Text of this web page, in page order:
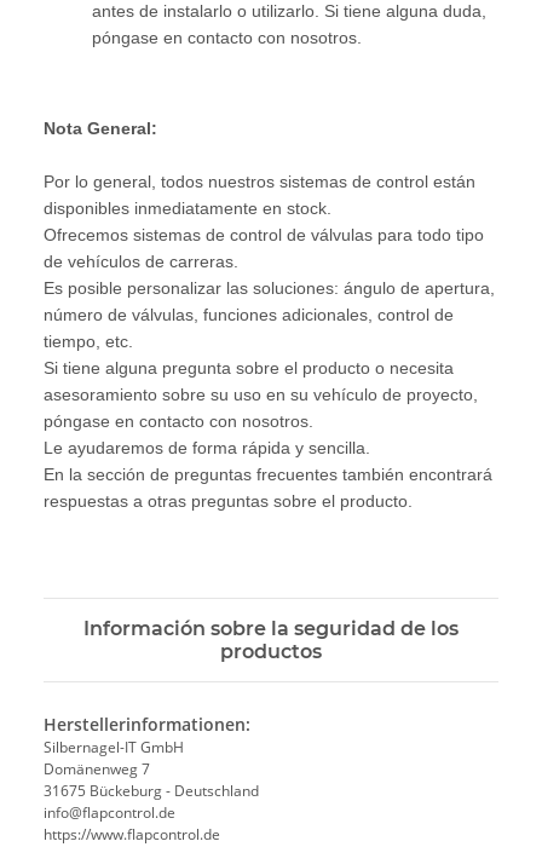
antes de instalarlo o utilizarlo. Si tiene alguna duda,
póngase en contacto con nosotros.
Nota General:
Por lo general, todos nuestros sistemas de control están
disponibles inmediatamente en stock.
Ofrecemos sistemas de control de válvulas para todo tipo
de vehículos de carreras.
Es posible personalizar las soluciones: ángulo de apertura,
número de válvulas, funciones adicionales, control de
tiempo, etc.
Si tiene alguna pregunta sobre el producto o necesita
asesoramiento sobre su uso en su vehículo de proyecto,
póngase en contacto con nosotros.
Le ayudaremos de forma rápida y sencilla.
En la sección de preguntas frecuentes también encontrará
respuestas a otras preguntas sobre el producto.
Información sobre la seguridad de los
productos
Herstellerinformationen:
Silbernagel-IT GmbH
Domänenweg 7
31675 Bückeburg - Deutschland
info@flapcontrol.de
https://www.flapcontrol.de